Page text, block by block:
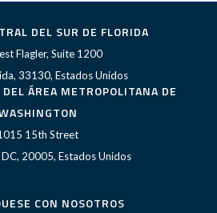
DEL SUR DE FLORIDA
Flagler, Suite 1200
33130, Estados Unidos
ÁREA METROPOLITANA DE
15th Street
20005, Estados Unidos
CON NOSOTROS